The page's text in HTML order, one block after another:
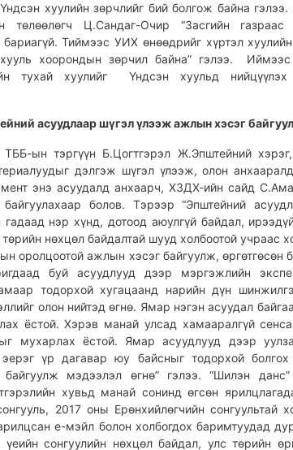
Үндсэн хуулийн зөрчлийг бий болгож байна
төлөөлөгч Ц.Сандаг-Очир “Засгийн газраас
бариагүй. Тиймээс УИХ өнөөдрийг хүртэл
хууль хоорондын зөрчил байна” гэлээ.
тухай хуулийг Үндсэн хуульд нийцүүлэх
асуудлаар шүгэл үлээж ажлын хэсэг
ын тэргүүн Б.Цогтгэрэл Ж.Эпштейний хэрэг,
дэлгэж шүгэл үлээж, олон
энэ асуудалд анхаарч, ХЗДХ-ийн сайд
болов. Тэрээр “Эпштейний
нэр хүнд, дотоод аюулгүй байдал,
нөхцөл байдалтай шууд холбоотой учраас
оролцоотой ажлын хэсэг байгуулж, өргөтгөсөн
буй асуудлууд дээр мэргэжлийн
тодорхой хугацаанд нарийн дүн
олон нийтэд өгнө. Ямар нэгэн асуудал
ёстой. Хэрэв манай улсад хамааралгүй
мухарлах ёстой. Ямар асуудлууд дээр
үр дагавар юу байсныг тодорхой болгох
мэдээлэл өгнө” гэлээ. “Шилэн
хувьд манай сонинд өгсөн
2017 оны Ерөнхийлөгчийн сонгуультай
е-мэйл болон холбогдох баримтуудад
үеийн сонгуулийн нөхцөл байдал, улс төрийн